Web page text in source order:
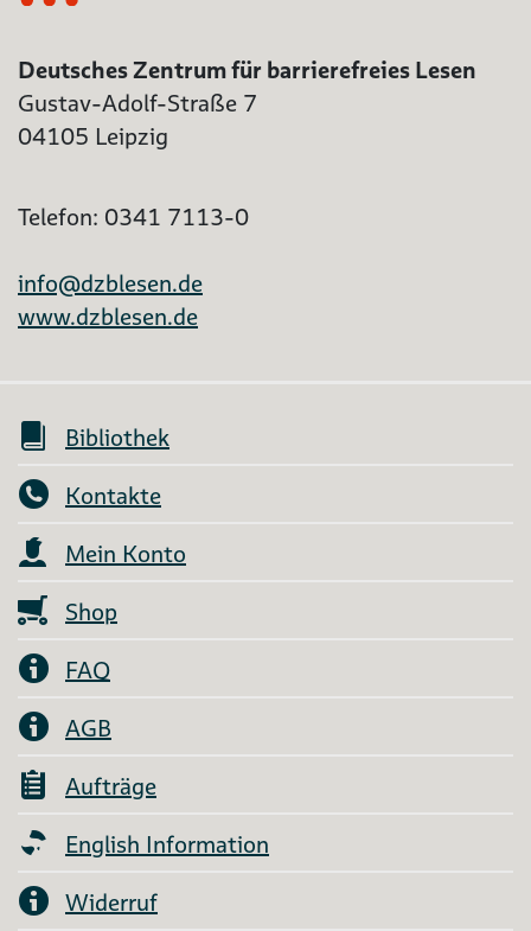
Deutsches Zentrum für barrierefreies Lesen
Gustav-Adolf-Straße 7
04105 Leipzig
Telefon: 0341 7113-0
info@dzblesen.de
www.dzblesen.de
Bibliothek
Kontakte
Mein Konto
Shop
FAQ
AGB
Aufträge
English Information
Widerruf